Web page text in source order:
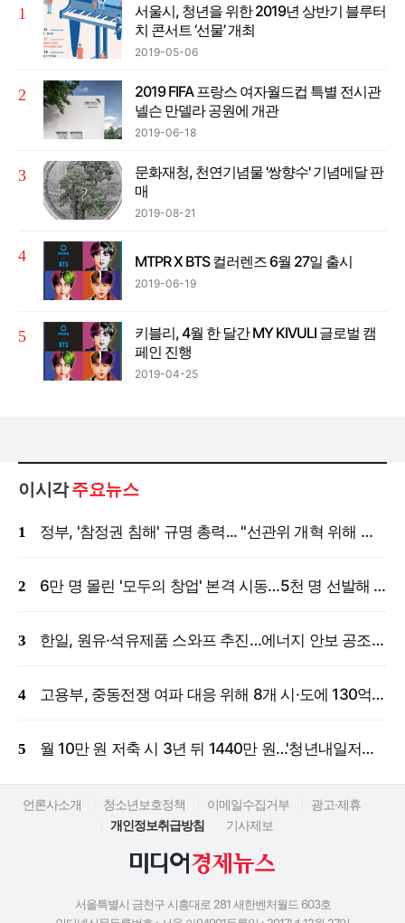
서울시, 청년을 위한 2019년 상반기 블루터
치 콘서트 ‘선물’ 개최
2019-05-06
2019 FIFA 프랑스 여자월드컵 특별 전시관
넬슨 만델라 공원에 개관
2019-06-18
문화재청, 천연기념물 '쌍향수' 기념메달 판
매
2019-08-21
MTPR X BTS 컬러렌즈 6월 27일 출시
2019-06-19
키블리, 4월 한 달간 MY KIVULI 글로벌 캠
페인 진행
2019-04-25
이시각주요뉴스
정부, '참정권 침해' 규명 총력... "선관위 개혁 위해 국정조사 등 모든 조치"
6만 명 몰린 '모두의 창업' 본격 시동…5천 명 선발해 밀착 지원
한일, 원유·석유제품 스와프 추진…에너지 안보 공조 강화
고용부, 중동전쟁 여파 대응 위해 8개 시·도에 130억 원 긴급 투입
월 10만 원 저축 시 3년 뒤 1440만 원…'청년내일저축계좌' 신규 모집
언론사소개 청소년보호정책 이메일수집거부
광고·제휴
개인정보취급방침
기사제보
서울특별시 금천구 시흥대로 281 새한벤처월드 603호